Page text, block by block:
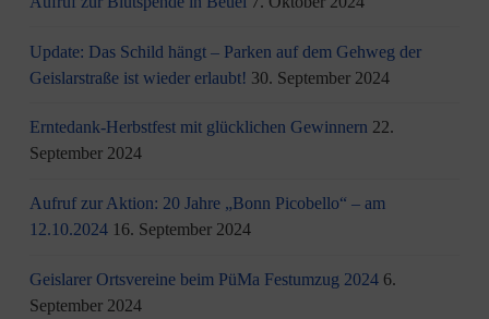
Update: Das Schild hängt – Parken auf dem Gehweg der
Geislarstraße ist wieder erlaubt! 30. September 2024
Erntedank-Herbstfest mit glücklichen Gewinnern 22.
September 2024
Aufruf zur Aktion: 20 Jahre „Bonn Picobello“ – am
12.10.2024 16. September 2024
Geislarer Ortsvereine beim PüMa Festumzug 2024 6.
September 2024